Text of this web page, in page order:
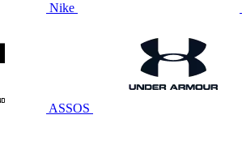
Nike
ASSOS